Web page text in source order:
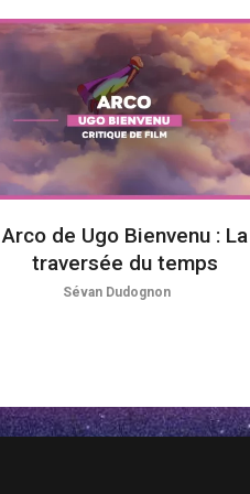
Arco de Ugo Bienvenu : La
traversée du temps
Sévan Dudognon